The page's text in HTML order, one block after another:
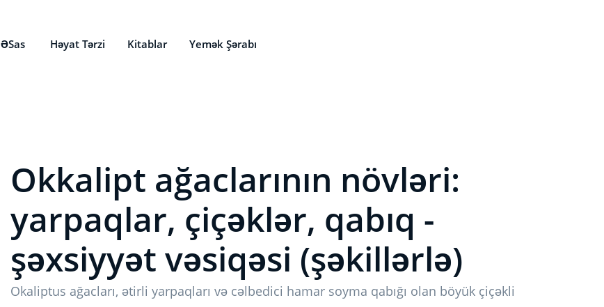
ƏSas Həyat Tərzi Kitablar Yemək Şərabı
Okkalipt ağaclarının növləri:
yarpaqlar, çiçəklər, qabıq -
şəxsiyyət vəsiqəsi (şəkillərlə)
Okaliptus ağacları, ətirli yarpaqları və cəlbedici hamar soyma qabığı olan böyük çiçəkli